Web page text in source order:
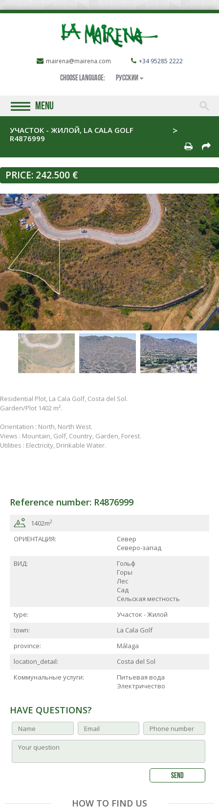
mairena@mairena.com +34 95285 2222
Choose language: РУССКИЙ
MENU
УЧАСТОК - ЖИЛОЙ, LA CALA GOLF
R4876999
PRICE: 242.500 €
Residential Plot, La Cala Golf, Costa del Sol.
Garden/Plot 1402 m².
Orientation : North, North West.
Views : Mountain, Golf, Country, Garden, Forest.
Utilities : Electricity, Drinkable Water.
Reference number: R4876999
1402m2
ОРИЕНТАЦИЯ:
Север
Северо-запад
ВИД:
Гольф
Горы
Лес
Сад
Сельская местность
type:
Участок - Жилой
town:
La Cala Golf
province:
Málaga
location_detail:
Costa del Sol
Коммунальные услуги:
Питьевая вода
Электричество
HAVE QUESTIONS?
HOW TO FIND US